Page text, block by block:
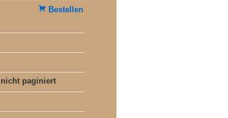
Bestellen
paginiert